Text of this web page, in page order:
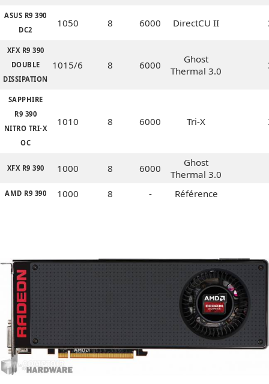
ASUS R9 390
DC2
1050 8 6000 DirectCU II
XFX R9 390
DOUBLE
DISSIPATION
1015/6 8 6000
Ghost
Thermal 3.0
SAPPHIRE
R9 390
NITRO TRI-X
OC
1010 8 6000 Tri-X
XFX R9 390 1000 8 6000
Ghost
Thermal 3.0
AMD R9 390 1000 8 - Référence